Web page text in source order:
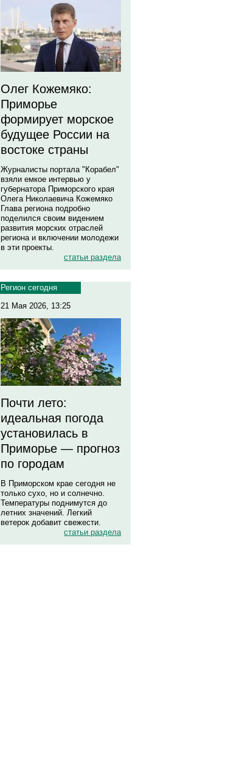
Олег Кожемяко:
Приморье
формирует морское
будущее России на
востоке страны
Журналисты портала "Корабел"
взяли емкое интервью у
губернатора Приморского края
Олега Николаевича Кожемяко
Глава региона подробно
поделился своим видением
развития морских отраслей
региона и включении молодежи
в эти проекты.
статьи раздела
Регион сегодня
21 Мая 2026, 13:25
Почти лето:
идеальная погода
установилась в
Приморье — прогноз
по городам
В Приморском крае сегодня не
только сухо, но и солнечно.
Температуры поднимутся до
летних значений. Легкий
ветерок добавит свежести.
статьи раздела